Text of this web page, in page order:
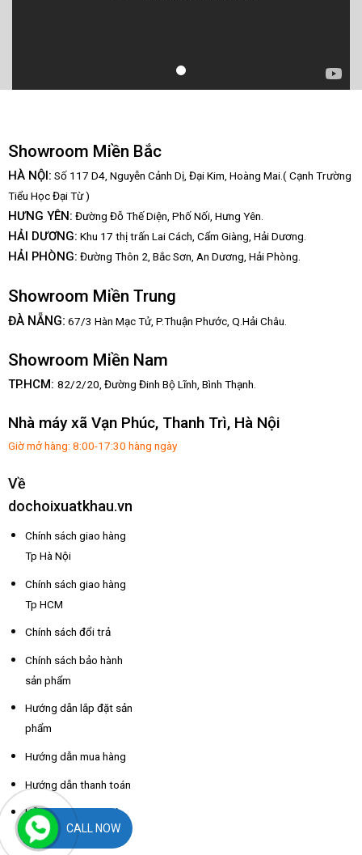
Showroom Miền Bắc
HÀ NỘI: Số 117 D4, Nguyễn Cảnh Dị, Đại Kim, Hoàng Mai.( Cạnh Trường
Tiểu Học Đại Từ )
HƯNG YÊN: Đường Đỗ Thế Diện, Phố Nối, Hưng Yên.
HẢI DƯƠNG: Khu 17 thị trấn Lai Cách, Cẩm Giàng, Hải Dương.
HẢI PHÒNG: Đường Thôn 2, Bắc Sơn, An Dương, Hải Phòng.
Showroom Miền Trung
ĐÀ NẴNG: 67/3 Hàn Mạc Tử, P.Thuận Phước, Q.Hải Châu.
Showroom Miền Nam
TP.HCM: 82/2/20, Đường Đinh Bộ Lĩnh, Bình Thạnh.
Nhà máy xã Vạn Phúc, Thanh Trì, Hà Nội
Giờ mở hàng: 8:00-17:30 hàng ngày
Về
dochoixuatkhau.vn
Chính sách giao hàng
Tp Hà Nội
Chính sách giao hàng
Tp HCM
Chính sách đổi trả
Chính sách bảo hành
sản phẩm
Hướng dẫn lắp đặt sản
phẩm
Hướng dẫn mua hàng
Hướng dẫn thanh toán
Hỗ trợ thông tin nhà
xe các tỉnhCALL NOW